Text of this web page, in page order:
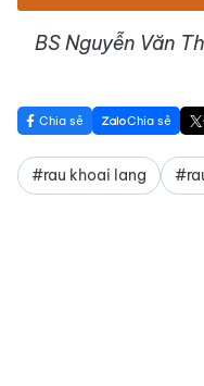
BS Nguyễn Văn
Chia sẻ Chia sẻ
#rau khoai lang